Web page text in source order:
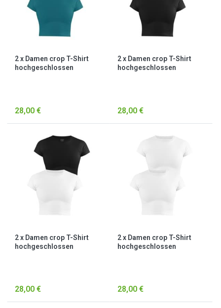
2 x Damen crop T-Shirt
hochgeschlossen
28,00 €
2 x Damen crop T-Shirt
hochgeschlossen
28,00 €
2 x Damen crop T-Shirt
hochgeschlossen
28,00 €
2 x Damen crop T-Shirt
hochgeschlossen
28,00 €